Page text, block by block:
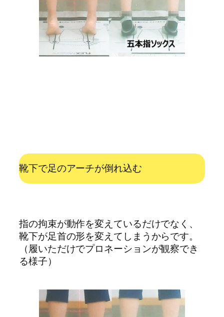
靴下で足のアーチが倒れ込む
指の拘束が動作を変えているだけでなく、
靴下が足首の形を変えてしまうからです。
（履いただけでプロネーションが観察でき
る様子）